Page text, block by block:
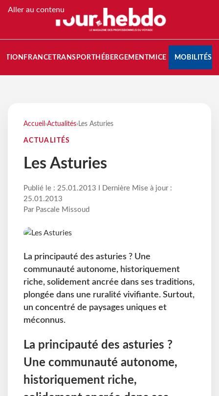
Aller au contenu
FRANCETRANSPORT HÉBERGEMENTMICE MOBILITÉS
Accueil ›Actualités› Les Asturies
ACTUALITÉS
Les Asturies
Publié le : 25.01.2013 I Dernière Mise à jour :
25.01.2013
Par Pascale Missoud
La principauté des asturies ? Une
communauté autonome, historiquement
riche, solidement ancrée dans ses traditions,
plongée dans une ruralité vivifiante. Surtout,
un concentré de paysages uniques et
méconnus.
La principauté des asturies ?
Une communauté autonome,
historiquement riche,